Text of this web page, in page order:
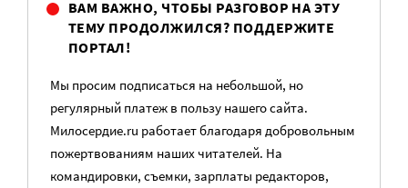
ВАМ ВАЖНО, ЧТОБЫ РАЗГОВОР НА ЭТУ
ТЕМУ ПРОДОЛЖИЛСЯ? ПОДДЕРЖИТЕ
ПОРТАЛ!
Мы просим подписаться на небольшой, но
регулярный платеж в пользу нашего сайта.
Милосердие.ru работает благодаря добровольным
пожертвованиям наших читателей. На
командировки, съемки, зарплаты редакторов,